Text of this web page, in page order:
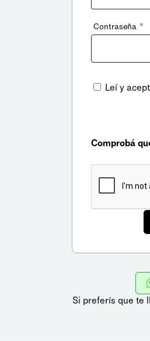
Contraseña *
Leí y
Comprobá
Si preferís que te